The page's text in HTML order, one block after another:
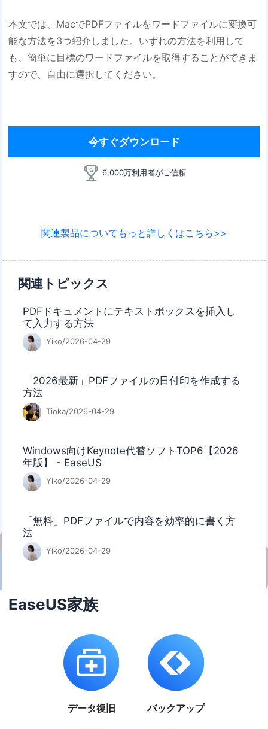
本文では、MacでPDFファイルをワードファイルに変換可
能な方法を3つ紹介しました。いずれの方法を利用して
も、簡単に目標のワードファイルを取得することができま
すので、自由に選択してください。
今すぐダウンロード
6,000万利用者がご信頼
関連製品についてもっと詳しくはこちら>>
関連トピックス
PDFドキュメントにテキストボックスを挿入し
て入力する方法
Yiko/2026-04-29
「2026最新」PDFファイルの日付印を作成する
方法
Tioka/2026-04-29
Windows向けKeynote代替ソフトTOP6【2026
年版】 - EaseUS
Yiko/2026-04-29
「無料」PDFファイルで内容を効率的に書く方
法
Yiko/2026-04-29
EaseUS家族
データ復旧 バックアップ